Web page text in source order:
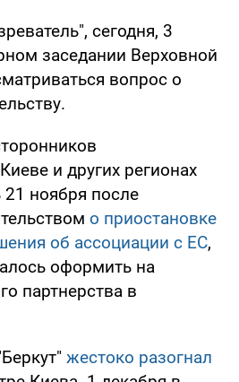
сегодня, 3
заседании Верховной
вопрос о
и других регионах
ноября после
о приостановке
об ассоциации с ЕС,
оформить на
партнерства в
жестоко разогнал